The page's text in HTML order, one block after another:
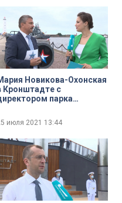
Новикова-Охонская
Кронштадте с
парка
июля 2021 13:44